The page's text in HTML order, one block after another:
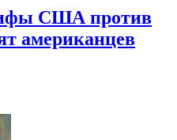
США против
американцев